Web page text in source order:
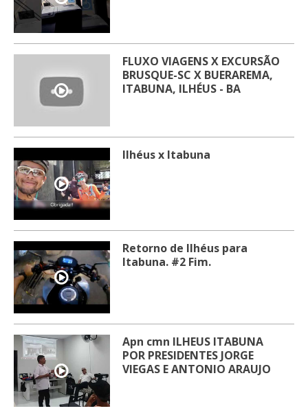
FLUXO VIAGENS X EXCURSÃO
BRUSQUE-SC X BUERAREMA,
ITABUNA, ILHÉUS - BA
Ilhéus x Itabuna
Retorno de Ilhéus para
Itabuna. #2 Fim.
Apn cmn ILHEUS ITABUNA
POR PRESIDENTES JORGE
VIEGAS E ANTONIO ARAUJO